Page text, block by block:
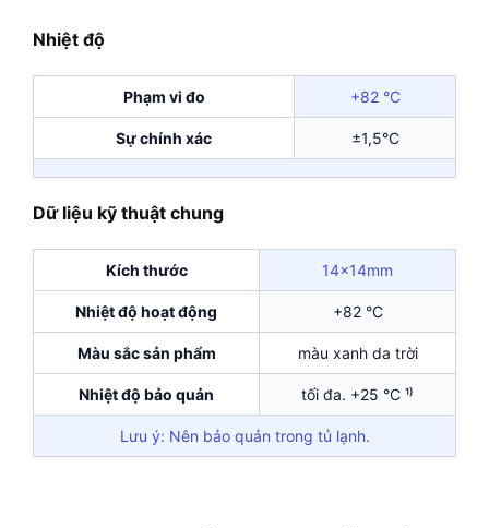
Nhiệt độ
Phạm vi đo +82 °C
Sự chính xác ±1,5°C
Dữ liệu kỹ thuật chung
Kích thước 14x14mm
Nhiệt độ hoạt động +82 °C
Màu sắc sản phẩm màu xanh da trời
Nhiệt độ bảo quản tối đa. +25 °C ¹⁾
Lưu ý: Nên bảo quản trong tủ lạnh.